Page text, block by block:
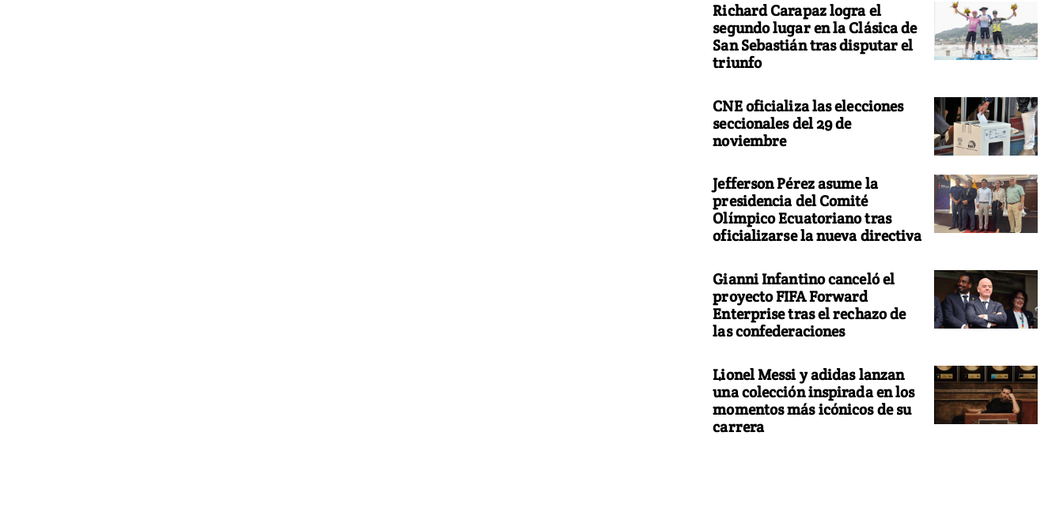
Richard Carapaz logra el
segundo lugar en la Clásica de
San Sebastián tras disputar el
triunfo
CNE oficializa las elecciones
seccionales del 29 de
noviembre
Jefferson Pérez asume la
presidencia del Comité
Olímpico Ecuatoriano tras
oficializarse la nueva directiva
Gianni Infantino canceló el
proyecto FIFA Forward
Enterprise tras el rechazo de
las confederaciones
Lionel Messi y adidas lanzan
una colección inspirada en los
momentos más icónicos de su
carrera